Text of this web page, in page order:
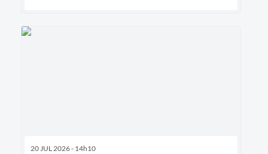
20 JUL 2026 - 14h10